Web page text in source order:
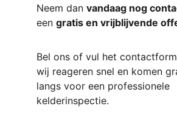
Neem dan vandaag nog
een gratis en vrijblijvende
Bel ons of vul het
wij reageren snel en komen
langs voor een professionele
kelderinspectie.